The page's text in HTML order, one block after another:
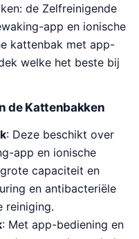
de Zelfreinigende
app en ionische
kattenbak met app-
welke het beste bij
de Kattenbakken
: Deze beschikt over
app en ionische
capaciteit en
en antibacteriële
reiniging.
: Met app-bediening en